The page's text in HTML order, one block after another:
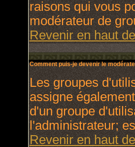
raisons qui vous
modérateur de
Revenir en haut
Comment puis-je devenir le
Les groupes
assigne
d'un groupe
l'administrateur;
Revenir en haut